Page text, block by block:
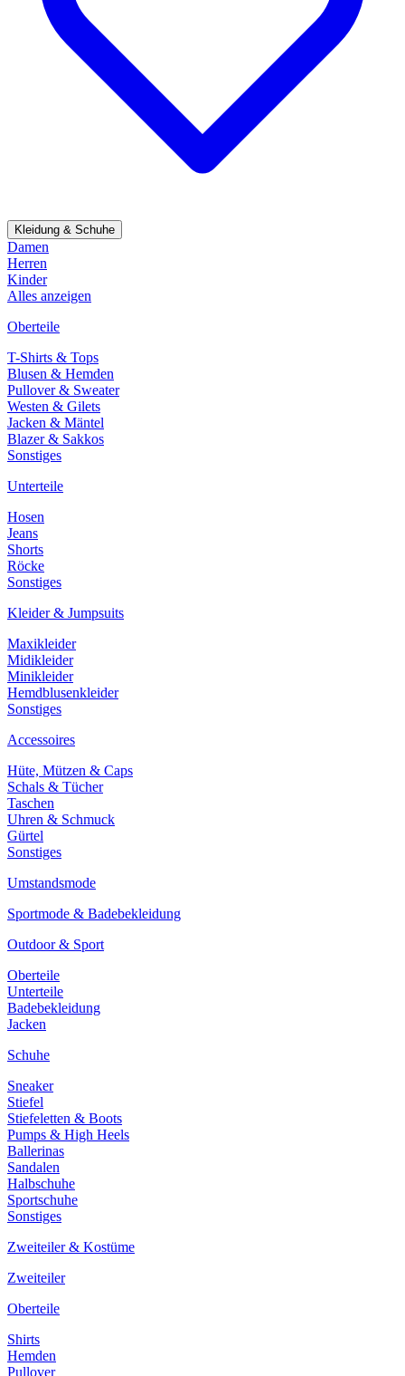
Kleidung & Schuhe
Damen
Herren
Kinder
Alles anzeigen
Oberteile
T-Shirts & Tops
Blusen & Hemden
Pullover & Sweater
Westen & Gilets
Jacken & Mäntel
Blazer & Sakkos
Sonstiges
Unterteile
Hosen
Jeans
Shorts
Röcke
Sonstiges
Kleider & Jumpsuits
Maxikleider
Midikleider
Minikleider
Hemdblusenkleider
Sonstiges
Accessoires
Hüte, Mützen & Caps
Schals & Tücher
Taschen
Uhren & Schmuck
Gürtel
Sonstiges
Umstandsmode
Sportmode & Badebekleidung
Outdoor & Sport
Oberteile
Unterteile
Badebekleidung
Jacken
Schuhe
Sneaker
Stiefel
Stiefeletten & Boots
Pumps & High Heels
Ballerinas
Sandalen
Halbschuhe
Sportschuhe
Sonstiges
Zweiteiler & Kostüme
Zweiteiler
Oberteile
Shirts
Hemden
Pullover